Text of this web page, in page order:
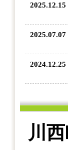
2025.12.15
2025.07.07
2024.12.25
川